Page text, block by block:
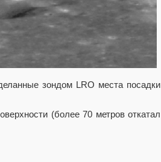
зондом LRO места посадки
(более 70 метров откатал